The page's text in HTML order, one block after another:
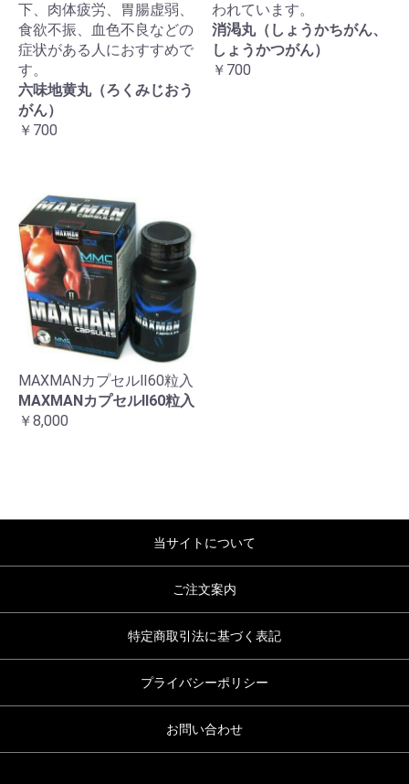
下、肉体疲労、胃腸虚弱、
食欲不振、血色不良などの
症状がある人におすすめで
す。
六味地黄丸（ろくみじおう
がん）
￥700
われています。
消渇丸（しょうかちがん、
しょうかつがん）
￥700
MAXMANカプセルⅡ60粒入
MAXMANカプセルⅡ60粒入
￥8,000
当サイトについて
ご注文案内
特定商取引法に基づく表記
プライバシーポリシー
お問い合わせ